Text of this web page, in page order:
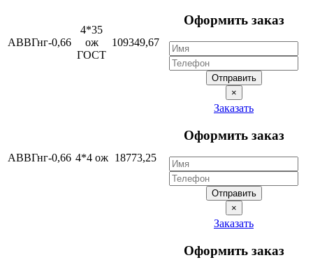
АВВГнг-0,66
4*35
ож
ГОСТ
109349,67
Оформить заказ
Отправить
×
АВВГнг-0,66 4*4 ож 18773,25
Заказать
Оформить заказ
Отправить
×
Заказать
Оформить заказ